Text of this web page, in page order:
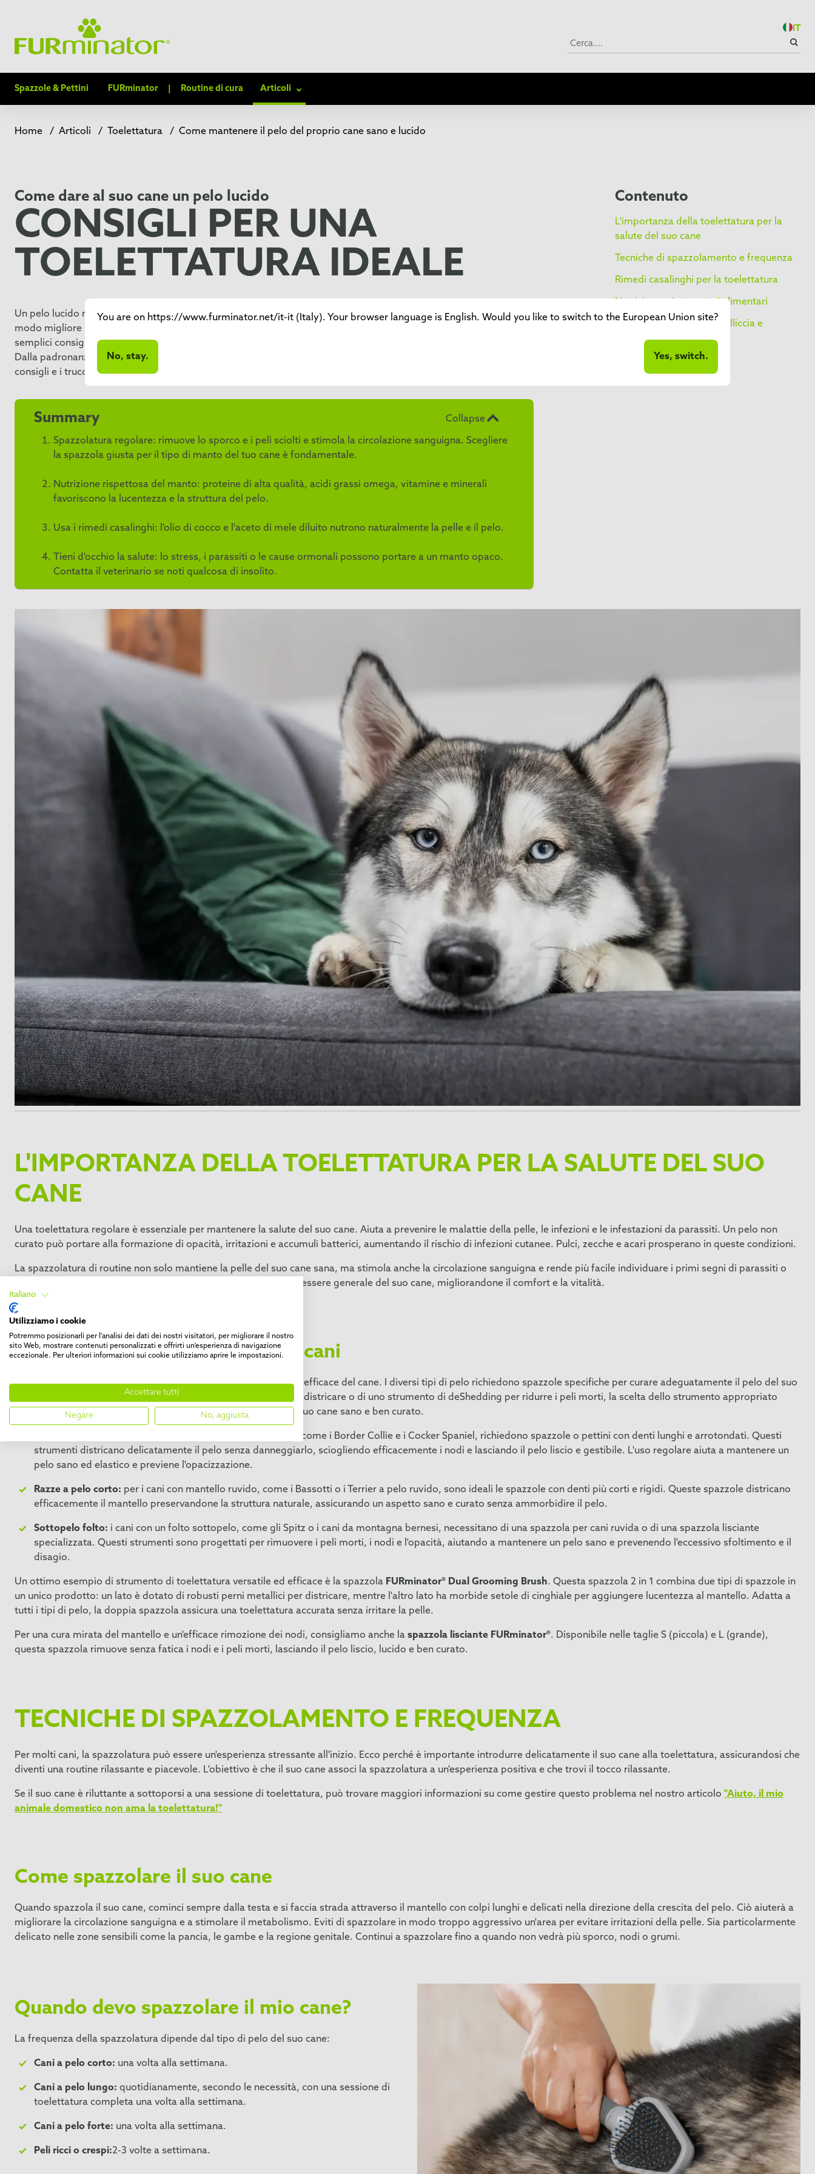
IT
Spazzole & Pettini FURminator Routine di cura Articoli
Home / Articoli / Toelettatura / Come mantenere il pelo del proprio cane sano e lucido
Come dare al suo cane un pelo lucido
CONSIGLI PER UNA
TOELETTATURA IDEALE
Un pelo lucido non è solo piacevole alla vista: è un chiaro indicatore della salute generale del suo cane. Ma qual è il
modo migliore per prendersi cura del pelo del suo cane, per mantenerlo sano e radioso? In questa guida, scoprirà
semplici consigli per la toelettatura, routine essenziali per la cura del pelo e il ruolo di una corretta alimentazione.
Dalla padronanza delle tecniche di spazzolatura all'esplorazione di rimedi casalinghi naturali, abbiamo tutti i
consigli e i trucchi per un pelo lucido!
Summary Collapse
Spazzolatura regolare: rimuove lo sporco e i peli sciolti e stimola la circolazione sanguigna. Scegliere
la spazzola giusta per il tipo di manto del tuo cane è fondamentale.
Nutrizione rispettosa del manto: proteine di alta qualità, acidi grassi omega, vitamine e minerali
favoriscono la lucentezza e la struttura del pelo.
Usa i rimedi casalinghi: l'olio di cocco e l'aceto di mele diluito nutrono naturalmente la pelle e il pelo.
Tieni d'occhio la salute: lo stress, i parassiti o le cause ormonali possono portare a un manto opaco.
Contatta il veterinario se noti qualcosa di insolito.
Contenuto
L'importanza della toelettatura per la
salute del suo cane
Tecniche di spazzolamento e frequenza
Rimedi casalinghi per la toelettatura
Nutrizione e integratori alimentari
Problemi comuni della pelliccia e
soluzioni
L'IMPORTANZA DELLA TOELETTATURA PER LA SALUTE DEL SUO
CANE
Una toelettatura regolare è essenziale per mantenere la salute del suo cane. Aiuta a prevenire le malattie della pelle, le infezioni e le infestazioni da parassiti. Un pelo non
curato può portare alla formazione di opacità, irritazioni e accumuli batterici, aumentando il rischio di infezioni cutanee. Pulci, zecche e acari prosperano in queste condizioni.
La spazzolatura di routine non solo mantiene la pelle del suo cane sana, ma stimola anche la circolazione sanguigna e rende più facile individuare i primi segni di parassiti o
problemi cutanei. Una corretta cura del pelo contribuisce al benessere generale del suo cane, migliorandone il comfort e la vitalità.
Scegliere la giusta spazzola per cani
La scelta della spazzola giusta è essenziale per una toelettatura efficace del cane. I diversi tipi di pelo richiedono spazzole specifiche per curare adeguatamente il pelo del suo
cane ed evitare l'opacizzazione. Che si tratti di una spazzola per districare o di uno strumento di deShedding per ridurre i peli morti, la scelta dello strumento appropriato
garantirà risultati di toelettatura ottimali e manterrà il pelo del suo cane sano e ben curato.
i cani con mantelli lunghi e spessi, come i Border Collie e i Cocker Spaniel, richiedono spazzole o pettini con denti lunghi e arrotondati. Questi
strumenti districano delicatamente il pelo senza danneggiarlo, sciogliendo efficacemente i nodi e lasciando il pelo liscio e gestibile. L'uso regolare aiuta a mantenere un
pelo sano ed elastico e previene l'opacizzazione.
Razze a pelo corto: per i cani con mantello ruvido, come i Bassotti o i Terrier a pelo ruvido, sono ideali le spazzole con denti più corti e rigidi. Queste spazzole districano
efficacemente il mantello preservandone la struttura naturale, assicurando un aspetto sano e curato senza ammorbidire il pelo.
Sottopelo folto: i cani con un folto sottopelo, come gli Spitz o i cani da montagna bernesi, necessitano di una spazzola per cani ruvida o di una spazzola lisciante
specializzata. Questi strumenti sono progettati per rimuovere i peli morti, i nodi e l'opacità, aiutando a mantenere un pelo sano e prevenendo l'eccessivo sfoltimento e il
disagio.
Un ottimo esempio di strumento di toelettatura versatile ed efficace è la spazzola FURminator® Dual Grooming Brush. Questa spazzola 2 in 1 combina due tipi di spazzole in
un unico prodotto: un lato è dotato di robusti perni metallici per districare, mentre l'altro lato ha morbide setole di cinghiale per aggiungere lucentezza al mantello. Adatta a
tutti i tipi di pelo, la doppia spazzola assicura una toelettatura accurata senza irritare la pelle.
Per una cura mirata del mantello e un'efficace rimozione dei nodi, consigliamo anche la spazzola lisciante FURminator®. Disponibile nelle taglie S (piccola) e L (grande),
questa spazzola rimuove senza fatica i nodi e i peli morti, lasciando il pelo liscio, lucido e ben curato.
TECNICHE DI SPAZZOLAMENTO E FREQUENZA
Per molti cani, la spazzolatura può essere un'esperienza stressante all'inizio. Ecco perché è importante introdurre delicatamente il suo cane alla toelettatura, assicurandosi che
diventi una routine rilassante e piacevole. L'obiettivo è che il suo cane associ la spazzolatura a un'esperienza positiva e che trovi il tocco rilassante.
Se il suo cane è riluttante a sottoporsi a una sessione di toelettatura, può trovare maggiori informazioni su come gestire questo problema nel nostro articolo "Aiuto, il mio
animale domestico non ama la toelettatura!"
Come spazzolare il suo cane
Quando spazzola il suo cane, cominci sempre dalla testa e si faccia strada attraverso il mantello con colpi lunghi e delicati nella direzione della crescita del pelo. Ciò aiuterà a
migliorare la circolazione sanguigna e a stimolare il metabolismo. Eviti di spazzolare in modo troppo aggressivo un'area per evitare irritazioni della pelle. Sia particolarmente
delicato nelle zone sensibili come la pancia, le gambe e la regione genitale. Continui a spazzolare fino a quando non vedrà più sporco, nodi o grumi.
Quando devo spazzolare il mio cane?
La frequenza della spazzolatura dipende dal tipo di pelo del suo cane:
Cani a pelo corto: una volta alla settimana.
Cani a pelo lungo: quotidianamente, secondo le necessità, con una sessione di
toelettatura completa una volta alla settimana.
Cani a pelo forte: una volta alla settimana.
Peli ricci o crespi:2-3 volte a settimana.
You are on https://www.furminator.net/it-it (Italy). Your browser language is English. Would you like to switch to the European Union site?
No, stay. Yes, switch.
italiano
Utilizziamo i cookie
Potremmo posizionarli per l'analisi dei dati dei nostri visitatori, per migliorare il nostro
sito Web, mostrare contenuti personalizzati e offrirti un'esperienza di navigazione
eccezionale. Per ulteriori informazioni sui cookie utilizziamo aprire le impostazioni.
Accettare tutti
Negare No, aggiusta